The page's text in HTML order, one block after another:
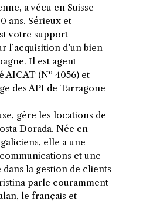
a vécu en Suisse
ans. Sérieux et
votre support
l’acquisition d’un bien
Il est agent
(Nº 4056) et
des API de Tarragone
gère les locations de
Dorada. Née en
elle a une
et une
la gestion de clients
parle couramment
le français et